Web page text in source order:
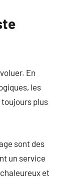
En
les
plus
sont des
un service
et